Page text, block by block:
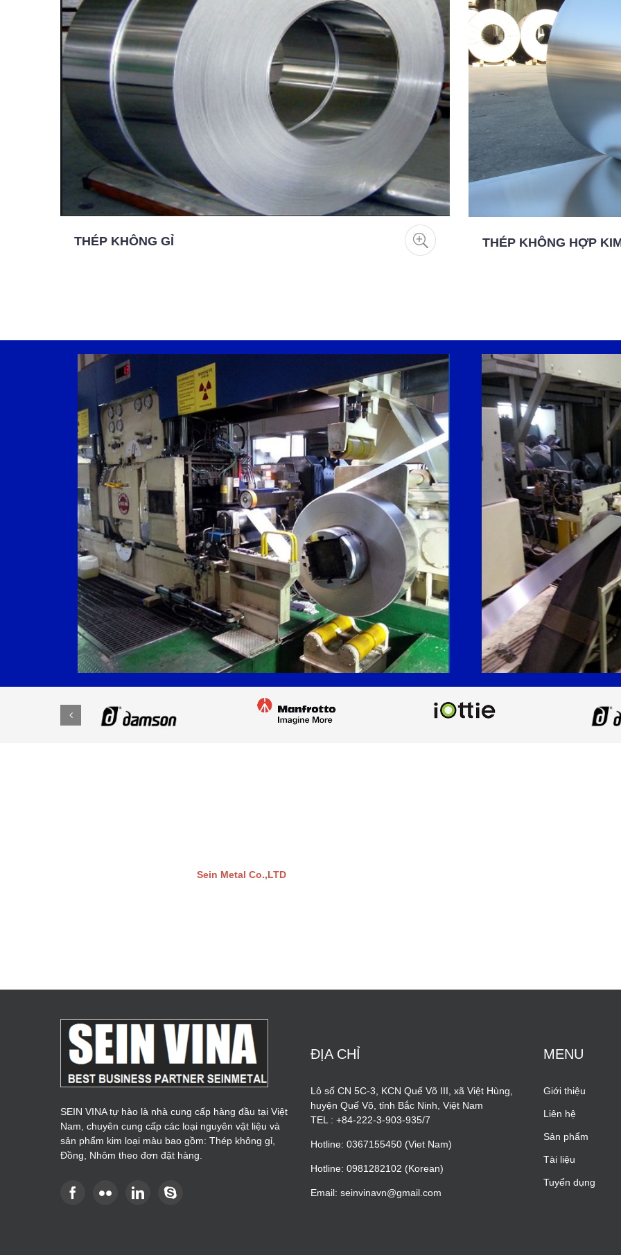
THÉP KHÔNG GỈ THÉP KHÔNG HỢP
Sein Metal Co.,LTD
SEIN VINA tự hào là nhà cung cấp hàng đầu tại Việt
Nam, chuyên cung cấp các loại nguyên vật liệu và
sản phẩm kim loại màu bao gồm: Thép không gỉ,
Đồng, Nhôm theo đơn đặt hàng.
ĐỊA CHỈ
Lô số CN 5C-3, KCN Quế Võ III, xã Việt Hùng,
huyện Quế Võ, tỉnh Bắc Ninh, Việt Nam
TEL : +84-222-3-903-935/7
Hotline: 0367155450 (Viet Nam)
Hotline: 0981282102 (Korean)
Email: seinvinavn@gmail.com
MENU
Giới thiệu
Liên hệ
Sản phẩm
Tài liệu
Tuyển dụng